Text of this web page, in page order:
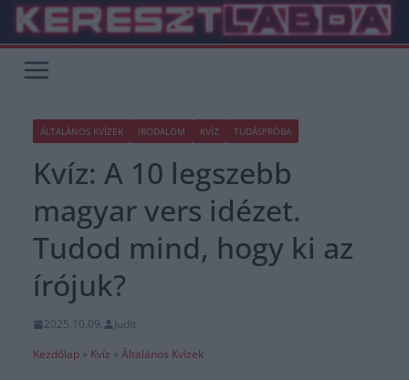
Skip
content
ÁLTALÁNOS KVÍZEK IRODALOM KVÍZ TUDÁSPRÓBA
Kvíz: A 10 legszebb
magyar vers idézet.
Tudod mind, hogy ki az
írójuk?
2025.10.09.
Judit
Kezdőlap » Kvíz » Általános Kvízek